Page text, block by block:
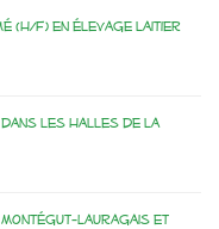
(H/F) en élevage laitier
les Halles de la
Lauragais et